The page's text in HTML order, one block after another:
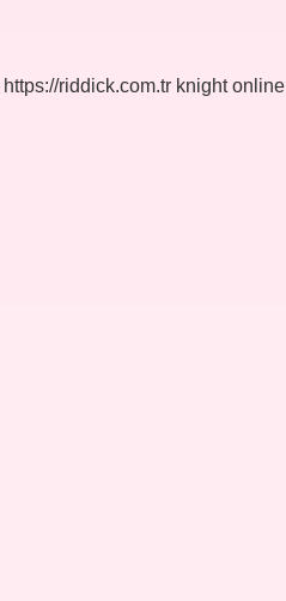
https://riddick.com.tr knight online